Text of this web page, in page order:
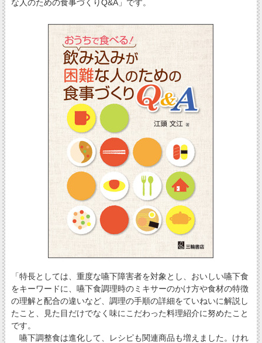
な人のための食事づくりQ&A」です。
「特長としては、重度な嚥下障害者を対象とし、おいしい嚥下食
をキーワードに、嚥下食調理時のミキサーのかけ方や食材の特徴
の理解と配合の違いなど、調理の手順の詳細をていねいに解説し
たこと、見た目だけでなく味にこだわった料理紹介に努めたこと
です。
嚥下調整食は進化して、レシピも関連商品も増えました。けれ